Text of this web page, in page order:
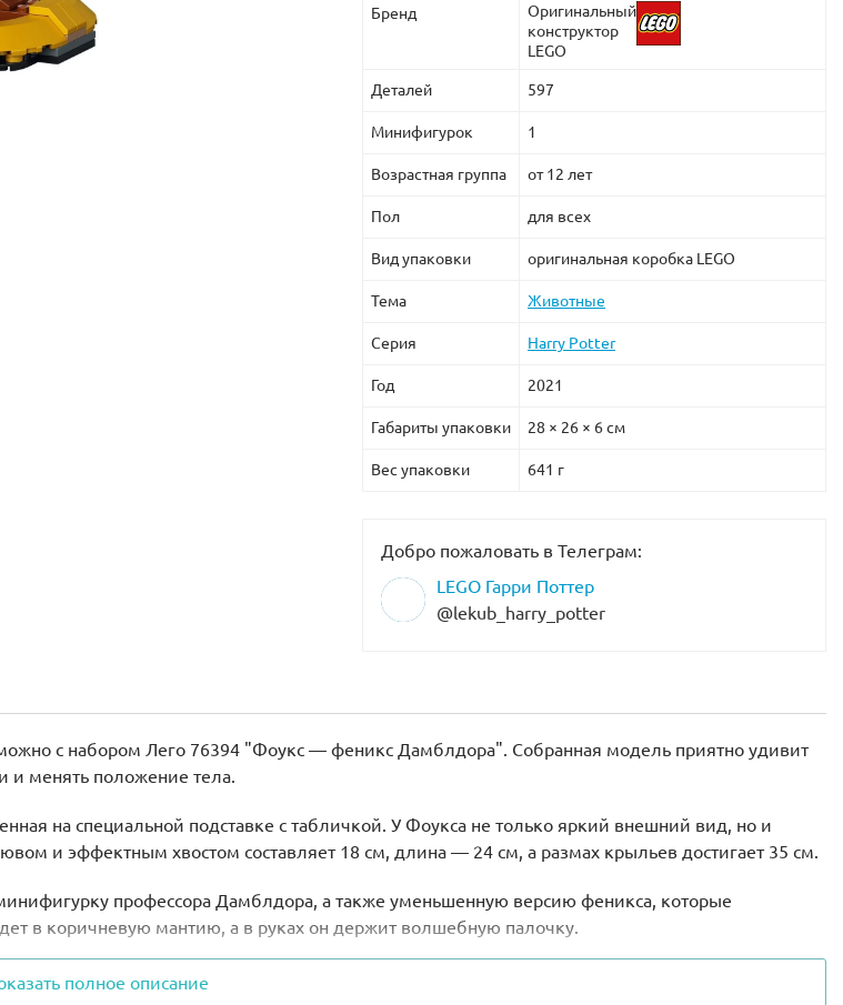
Бренд
Оригинальный
конструктор
LEGO
Деталей 597
Минифигурок 1
Возрастная группа от 12 лет
Пол для всех
Вид упаковки оригинальная коробка LEGO
Тема Животные
Серия Harry Potter
Год 2021
Габариты упаковки 28 × 26 × 6 см
Вес упаковки 641 г
Добро пожаловать в Телеграм:
LEGO Гарри Поттер
@lekub_harry_potter
с набором Лего 76394 "Фоукс — феникс Дамблдора". Собранная модель приятно удивит
и менять положение тела.
на специальной подставке с табличкой. У Фоукса не только яркий внешний вид, но и
и эффектным хвостом составляет 18 см, длина — 24 см, а размах крыльев достигает 35 см.
профессора Дамблдора, а также уменьшенную версию феникса, которые
в коричневую мантию, а в руках он держит волшебную палочку.
любого интерьера, конструкция наделена интересными возможностями и
полное описание